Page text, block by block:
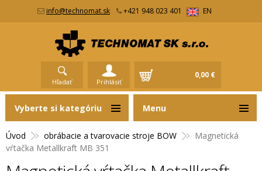
info@technomat.sk +421 948 023 401 EN
Hľadať Prihlásiť
0,00 €
Úvod obrábacie a tvarovacie stroje BOW
Magnetická
vŕtačka Metallkraft MB 351
Vyberte si kategóriu Menu